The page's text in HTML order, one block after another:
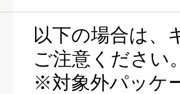
以下の場合は、
ご注意ください
※対象外パッケ